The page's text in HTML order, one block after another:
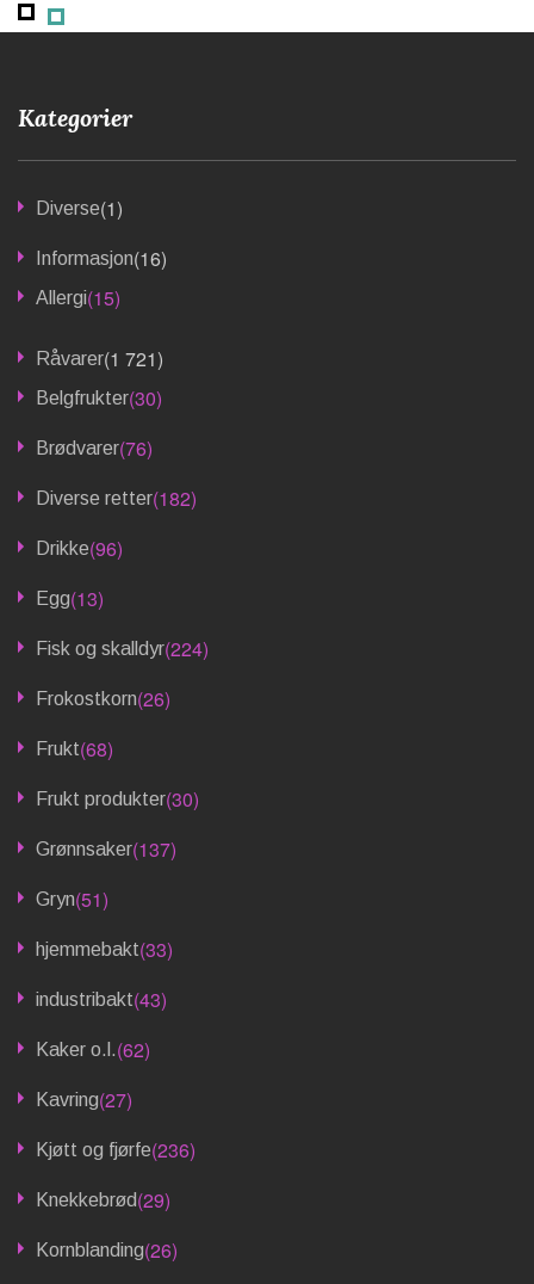
Kategorier
Diverse(1)
Informasjon(16)
Allergi(15)
Råvarer(1 721)
Belgfrukter(30)
Brødvarer(76)
Diverse retter(182)
Drikke(96)
Egg(13)
Fisk og skalldyr(224)
Frokostkorn(26)
Frukt(68)
Frukt produkter(30)
Grønnsaker(137)
Gryn(51)
hjemmebakt(33)
industribakt(43)
Kaker o.l.(62)
Kavring(27)
Kjøtt og fjørfe(236)
Knekkebrød(29)
Kornblanding(26)